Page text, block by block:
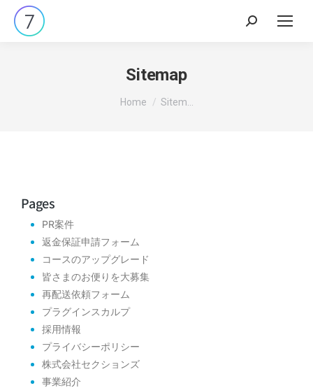
Sitemap
You are here:
Home Sitem…
Pages
PR案件
返金保証申請フォーム
コースのアップグレード
皆さまのお便りを大募集
再配送依頼フォーム
プラグインスカルプ
採用情報
プライバシーポリシー
株式会社セクションズ
事業紹介